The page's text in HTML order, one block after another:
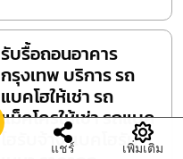
รับรื้อถอนอาคาร
กรุงเทพ บริการ รถ
แบคโฮให้เช่า รถ
แม็คโครให้เช่า รถแบค
โฮรับจ้าง แบคโฮรับ
แชร์ เพิ่มเติม